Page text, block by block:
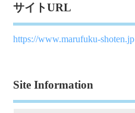
サイトURL
https://www.marufuku-shoten.jp
Site Information